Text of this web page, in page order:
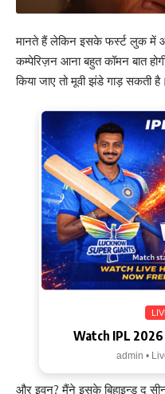
मानते हैं लेकिन इसके फर्स्ट लुक में
कम्पेरिज़न आना बहुत कॉमन बात
किया जाए तो मूवी झंडे गाड़ सकती है।
Watch IPL
admin •
और इवन? मैंने इसके बिहाइन्ड द